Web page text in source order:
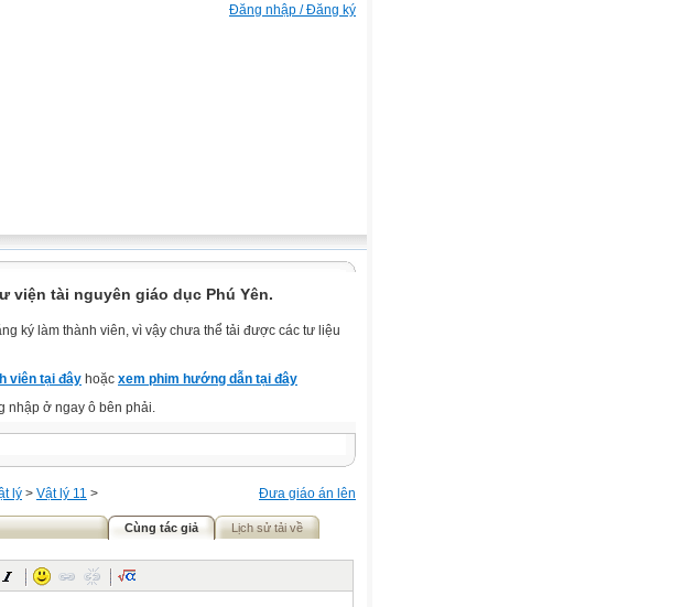
Đăng nhập / Đăng ký
viện tài nguyên giáo dục Phú Yên.
ký làm thành viên, vì vậy chưa thể tải được các tư liệu
viên tại đây hoặc xem phim hướng dẫn tại đây
nhập ở ngay ô bên phải.
Đưa giáo án lên
lý > Vật lý 11 >
Cùng tác giả Lịch sử tải về